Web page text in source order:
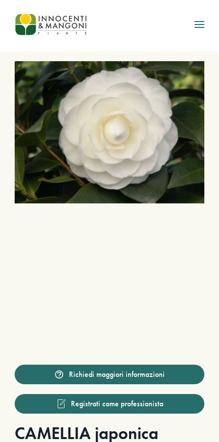
Skip to main content
Richiedi maggiori informazioni
Registrati come professionista
CAMELLIA japonica